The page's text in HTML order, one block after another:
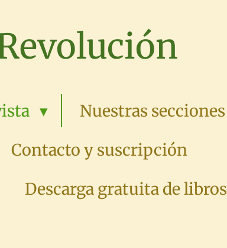
Nuestras secciones
Contacto y suscripción
Descarga gratuita de libros